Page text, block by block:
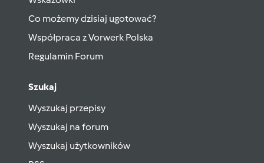
Co możemy dzisiaj ugotować?
Współpraca z Vorwerk Polska
Regulamin Forum
Szukaj
Wyszukaj przepisy
Wyszukaj na forum
Wyszukaj użytkowników